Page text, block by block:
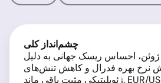
چشم‌انداز کلی
در هفته ۲۳ تا ۲۷ ژوئن، احساس ریسک جهانی به دلیل
نرخ بهره فدرال و کاهش تنش‌های
ژئوپلیتیکی مثبت باقی ماند. EUR/USD افزایش یافت و در